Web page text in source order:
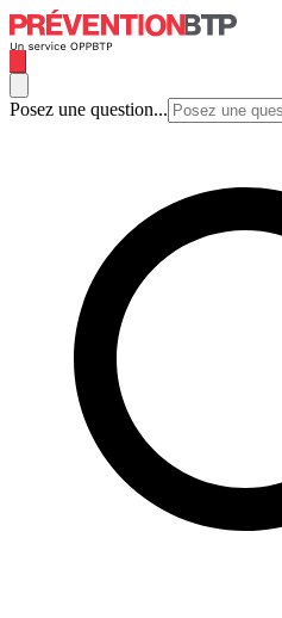
Posez une question...